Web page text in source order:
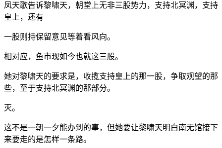
凤天歌告诉黎啸天，朝堂上无非三股势力，支持北冥渊，支持
皇上，还有
一股则持保留意见等着看风向。
相对应，鱼市现如今也就这三股。
她对黎啸天的要求是，收揽支持皇上的那一股，争取观望的那
些，至于支持北冥渊的那部分。
灭。
这不是一朝一夕能办到的事，但她要让黎啸天明白南无馆接下
来要走的是怎样一条路。